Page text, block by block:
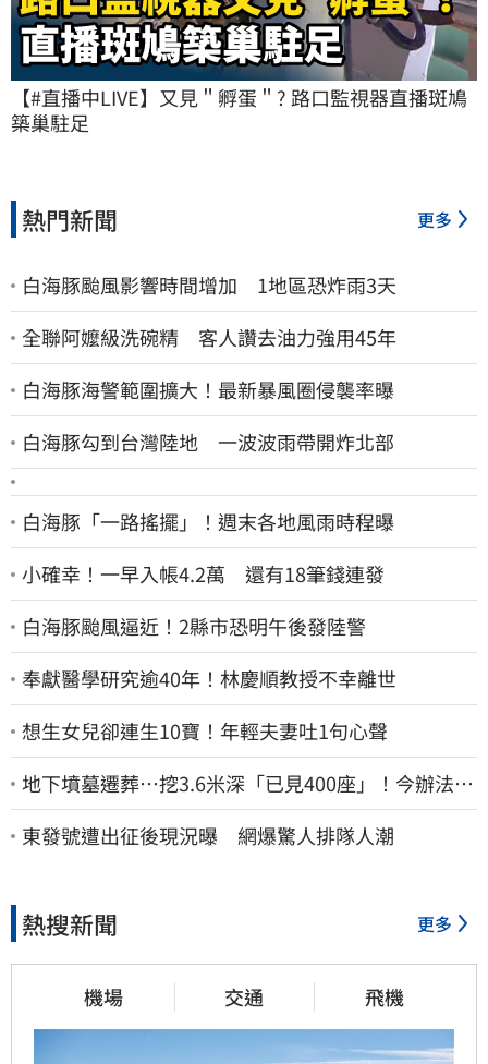
【#直播中LIVE】又見＂孵蛋＂? 路口監視器直播斑鳩
築巢駐足
熱門新聞 更多
白海豚颱風影響時間增加 1地區恐炸雨3天
全聯阿嬤級洗碗精 客人讚去油力強用45年
白海豚海警範圍擴大！最新暴風圈侵襲率曝
白海豚勾到台灣陸地 一波波雨帶開炸北部
白海豚「一路搖擺」！週末各地風雨時程曝
小確幸！一早入帳4.2萬 還有18筆錢連發
白海豚颱風逼近！2縣市恐明午後發陸警
奉獻醫學研究逾40年！林慶順教授不幸離世
想生女兒卻連生10寶！年輕夫妻吐1句心聲
地下墳墓遷葬…挖3.6米深「已見400座」！今辦法會
安撫祖先
東發號遭出征後現況曝 網爆驚人排隊人潮
熱搜新聞 更多
機場 交通 飛機